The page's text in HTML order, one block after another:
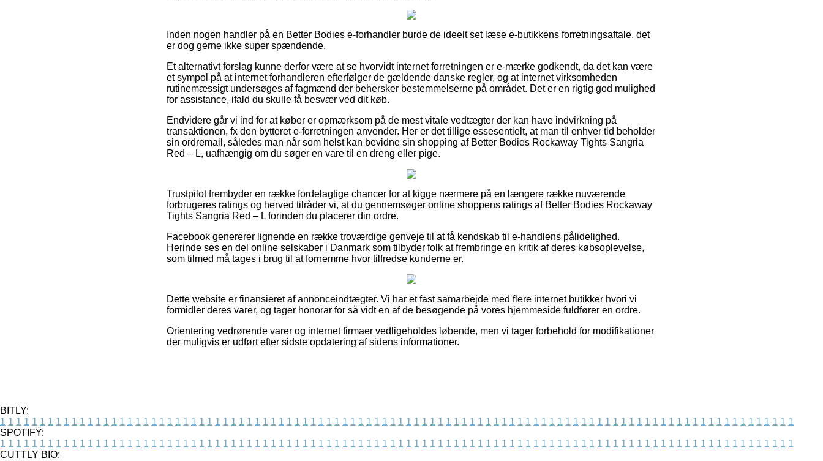
Inden nogen handler på en Better Bodies e-forhandler burde de ideelt set læse e-butikkens forretningsaftale, det
er dog gerne ikke super spændende.
Et alternativt forslag kunne derfor være at se hvorvidt internet forretningen er e-mærke godkendt, da det kan være
et sympol på at internet forhandleren efterfølger de gældende danske regler, og at internet virksomheden
rutinemæssigt undersøges af fagmænd der behersker bestemmelserne på området. Det er en rigtig god mulighed
for assistance, ifald du skulle få besvær ved dit køb.
Endvidere går vi ind for at køber er opmærksom på de mest vitale vedtægter der kan have indvirkning på
transaktionen, fx den bytteret e-forretningen anvender. Her er det tillige essesentielt, at man til enhver tid beholder
sin ordremail, således man når som helst kan bevidne sin shopping af Better Bodies Rockaway Tights Sangria
Red – L, uafhængig om du søger en vare til en dreng eller pige.
Trustpilot frembyder en række fordelagtige chancer for at kigge nærmere på en længere række nuværende
forbrugeres ratings og herved tilråder vi, at du gennemsøger online shoppens ratings af Better Bodies Rockaway
Tights Sangria Red – L forinden du placerer din ordre.
Facebook genererer lignende en række troværdige genveje til at få kendskab til e-handlens pålidelighed.
Herinde ses en del online selskaber i Danmark som tilbyder folk at frembringe en kritik af deres købsoplevelse,
som tilmed må tages i brug til at fornemme hvor tilfredse kunderne er.
Dette website er finansieret af annonceindtægter. Vi har et fast samarbejde med flere internet butikker hvori vi
formidler deres varer, og tager honorar for så vidt en af de besøgende på vores hjemmeside fuldfører en ordre.
Orientering vedrørende varer og internet firmaer vedligeholdes løbende, men vi tager forbehold for modifikationer
der muligvis er udført efter sidste opdatering af sidens informationer.
BITLY:
1 1 1 1 1 1 1 1 1 1 1 1 1 1 1 1 1 1 1 1 1 1 1 1 1 1 1 1 1 1 1 1 1 1 1 1 1 1 1 1 1 1 1 1 1 1 1 1 1 1 1 1 1 1 1 1 1 1 1 1 1 1 1 1 1 1 1 1 1 1 1 1 1 1 1 1 1 1 1 1 1 1 1 1 1 1 1 1 1 1 1 1 1 1 1 1 1 1 1 1
SPOTIFY:
1 1 1 1 1 1 1 1 1 1 1 1 1 1 1 1 1 1 1 1 1 1 1 1 1 1 1 1 1 1 1 1 1 1 1 1 1 1 1 1 1 1 1 1 1 1 1 1 1 1 1 1 1 1 1 1 1 1 1 1 1 1 1 1 1 1 1 1 1 1 1 1 1 1 1 1 1 1 1 1 1 1 1 1 1 1 1 1 1 1 1 1 1 1 1 1 1 1 1 1
CUTTLY BIO: